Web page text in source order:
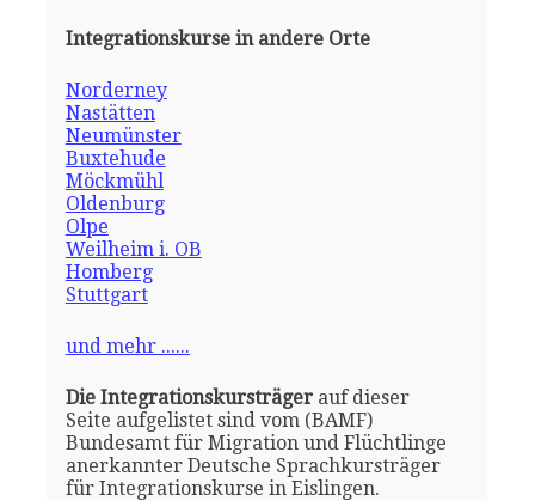
Integrationskurse in andere Orte
Norderney
Nastätten
Neumünster
Buxtehude
Möckmühl
Oldenburg
Olpe
Weilheim i. OB
Homberg
Stuttgart
und mehr ......
Die Integrationskursträgerauf dieser
Seite aufgelistet sind vom (BAMF)
Bundesamt für Migration und Flüchtlinge
anerkannter Deutsche Sprachkursträger
für Integrationskurse in Eislingen.